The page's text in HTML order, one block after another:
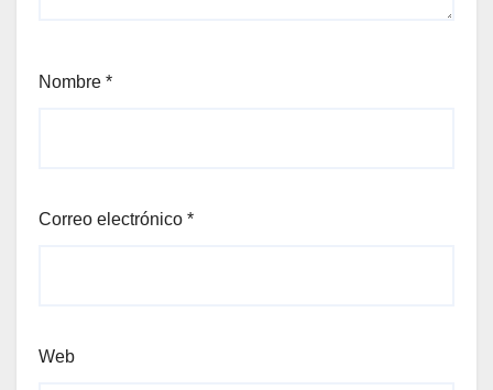
Nombre *
Correo electrónico *
Web